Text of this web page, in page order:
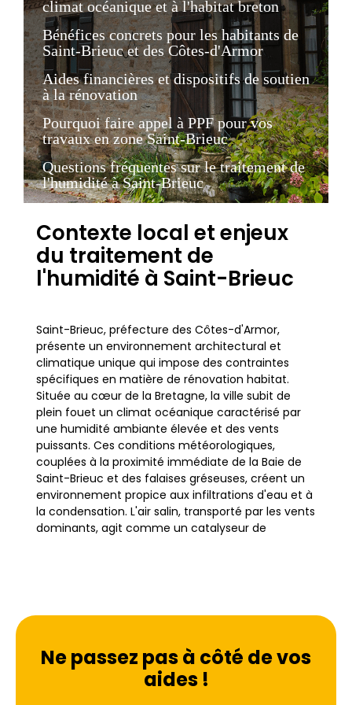
climat océanique et à l'habitat breton
Bénéfices concrets pour les habitants de
Saint-Brieuc et des Côtes-d'Armor
Aides financières et dispositifs de soutien
à la rénovation
Pourquoi faire appel à PPF pour vos
travaux en zone Saint-Brieuc
Questions fréquentes sur le traitement de
l'humidité à Saint-Brieuc
Contexte local et enjeux
du traitement de
l'humidité à Saint-Brieuc
Saint-Brieuc, préfecture des Côtes-d'Armor,
présente un environnement architectural et
climatique unique qui impose des contraintes
spécifiques en matière de rénovation habitat.
Située au cœur de la Bretagne, la ville subit de
plein fouet un climat océanique caractérisé par
une humidité ambiante élevée et des vents
puissants. Ces conditions météorologiques,
couplées à la proximité immédiate de la Baie de
Saint-Brieuc et des falaises gréseuses, créent un
environnement propice aux infiltrations d'eau et à
la condensation. L'air salin, transporté par les vents
dominants, agit comme un catalyseur de
immeubles du Centre-ville aux maisons
individuelles des quartiers résidentiels comme le
Plateau, Vaugaret ou Cesson. Une grande partie
Ne passez pas à côté de vos
aides !